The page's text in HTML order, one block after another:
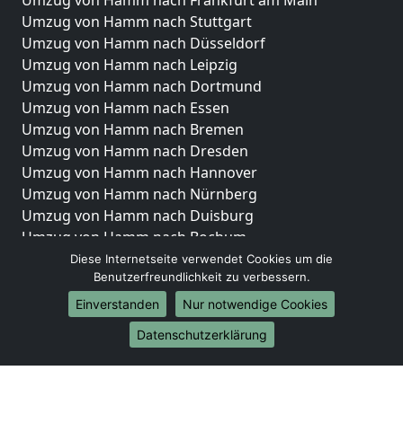
Umzug von Hamm nach Stuttgart
Umzug von Hamm nach Düsseldorf
Umzug von Hamm nach Leipzig
Umzug von Hamm nach Dortmund
Umzug von Hamm nach Essen
Umzug von Hamm nach Bremen
Umzug von Hamm nach Dresden
Umzug von Hamm nach Hannover
Umzug von Hamm nach Nürnberg
Umzug von Hamm nach Duisburg
Umzug von Hamm nach Bochum
Umzug von Hamm nach Wuppertal
Umzug von Hamm nach Bielefeld
Umzug von Hamm nach Bonn
Umzug von Hamm nach Münster
Diese Internetseite verwendet Cookies um die
Benutzerfreundlichkeit zu verbessern.
Einverstanden
Nur notwendige Cookies
Datenschutzerklärung